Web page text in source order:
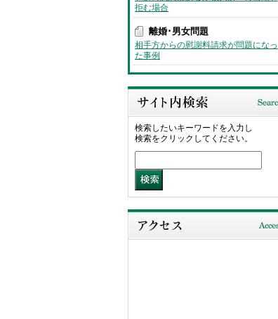
拒む場合
離婚･男女問題
相手方からの慰謝料請求が問題になっ
た事例
検索したいキーワードを入力し
検索をクリックしてください。